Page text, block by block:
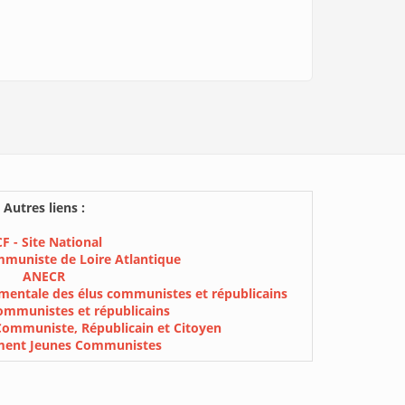
Autres liens :
- Site National
de Loire Atlantique
ANECR
des élus communistes et républicains
et républicains
Républicain et Citoyen
Jeunes Communistes